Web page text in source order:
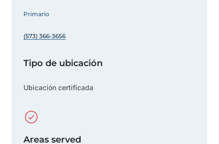
Primario
(573) 366-3656
Tipo de ubicación
Ubicación certificada
Areas served